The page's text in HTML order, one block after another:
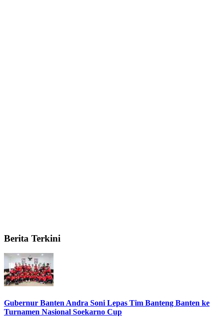
Berita Terkini
Gubernur Banten Andra Soni Lepas Tim Banteng Banten ke
Turnamen Nasional Soekarno Cup